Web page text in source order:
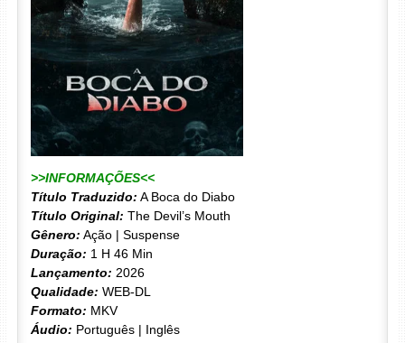
>>INFORMAÇÕES<<
Título Traduzido: A Boca do Diabo
Título Original: The Devil’s Mouth
Gênero: Ação | Suspense
Duração: 1 H 46 Min
Lançamento: 2026
Qualidade: WEB-DL
Formato: MKV
Áudio: Português | Inglês